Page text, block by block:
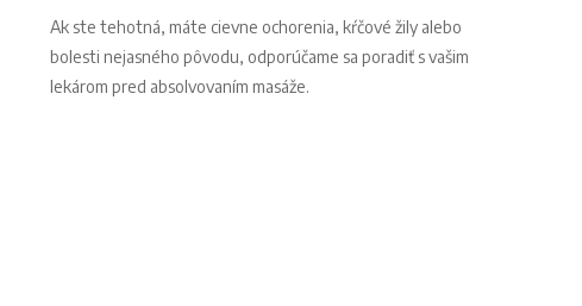
Ak ste tehotná, máte cievne ochorenia, kŕčové žily alebo
bolesti nejasného pôvodu, odporúčame sa poradiť s vašim
lekárom pred absolvovaním masáže.